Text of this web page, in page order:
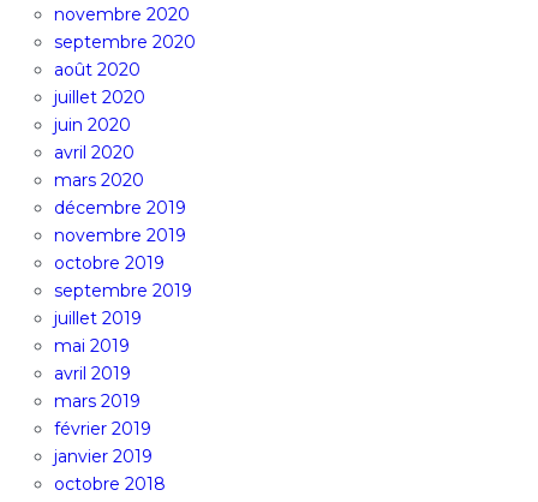
novembre 2020
septembre 2020
août 2020
juillet 2020
juin 2020
avril 2020
mars 2020
décembre 2019
novembre 2019
octobre 2019
septembre 2019
juillet 2019
mai 2019
avril 2019
mars 2019
février 2019
janvier 2019
octobre 2018